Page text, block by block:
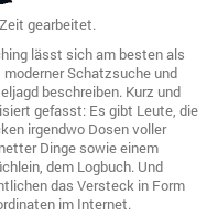
gearbeitet.
lässt sich am besten als
moderner Schatzsuche und
beschreiben. Kurz und
gefasst: Es gibt Leute, die
irgendwo Dosen voller
Dinge sowie einem
dem Logbuch. Und
das Versteck in Form
im Internet.